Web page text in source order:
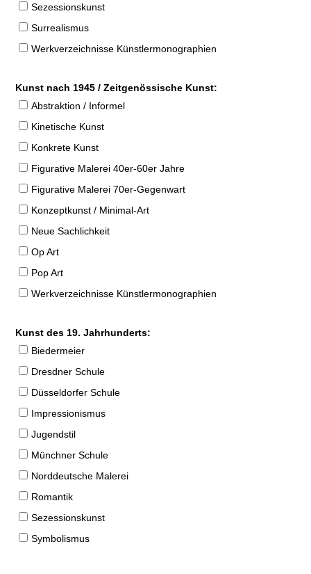
Sezessionskunst
Surrealismus
Werkverzeichnisse Künstlermonographien
Kunst nach 1945 / Zeitgenössische Kunst:
Abstraktion / Informel
Kinetische Kunst
Konkrete Kunst
Figurative Malerei 40er-60er Jahre
Figurative Malerei 70er-Gegenwart
Konzeptkunst / Minimal-Art
Neue Sachlichkeit
Op Art
Pop Art
Werkverzeichnisse Künstlermonographien
Kunst des 19. Jahrhunderts:
Biedermeier
Dresdner Schule
Düsseldorfer Schule
Impressionismus
Jugendstil
Münchner Schule
Norddeutsche Malerei
Romantik
Sezessionskunst
Symbolismus